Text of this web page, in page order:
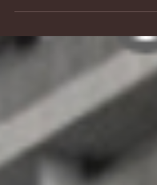
ても、誰も見てへんと
訳が立たん。そんな闇で
うや。うちは代々真面目